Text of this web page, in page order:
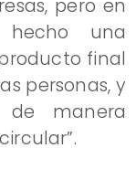
pero en
hecho una
final
personas, y
manera